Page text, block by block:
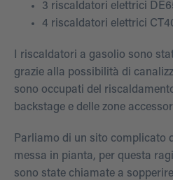
3 riscaldatori elettrici
4 riscaldatori elettrici
I riscaldatori a gasolio sono
grazie alla possibilità di
sono occupati del
backstage e delle zone
Parliamo di un sito complicato
messa in pianta, per questa
sono state chiamate a